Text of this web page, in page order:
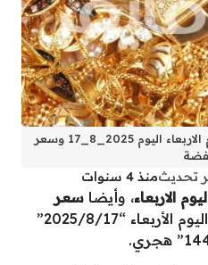
سعر الذهب في السعودية اليوم الاربعاء اليوم 2025_8_17 وسعر
تحديثمنذ 4 سنوات
الاربعاء، وأيضا سعر
اليوم الأربعاء “2025/8/17”